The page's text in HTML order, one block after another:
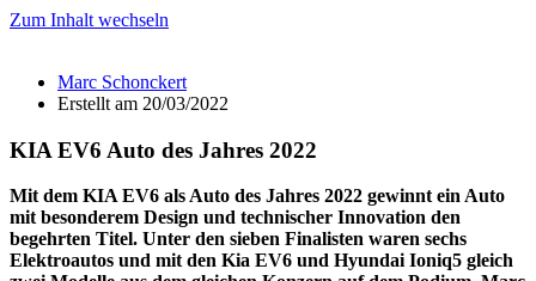
Zum Inhalt wechseln
Marc Schonckert
Erstellt am 20/03/2022
KIA EV6 Auto des Jahres 2022
Mit dem KIA EV6 als Auto des Jahres 2022 gewinnt ein Auto
mit besonderem Design und technischer Innovation den
begehrten Titel. Unter den sieben Finalisten waren sechs
Elektroautos und mit den Kia EV6 und Hyundai Ioniq5 gleich